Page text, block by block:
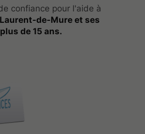
confiance pour l'aide à
de-Mure et ses
de 15 ans.